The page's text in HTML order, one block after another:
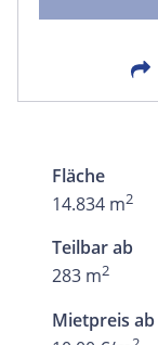
Fläche
14.834 m2
Teilbar ab
283 m2
Mietpreis ab